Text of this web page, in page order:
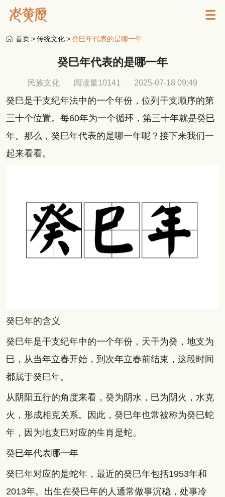
首页>传统文化>癸巳年代表的是哪一年
癸巳年代表的是哪一年
民族文化 阅读量10141 2025-07-18 09:49
癸巳是干支纪年法中的一个年份，位列干支顺序的第
三十个位置。每60年为一个循环，第三十年就是癸巳
年。那么，癸巳年代表的是哪一年呢？接下来我们一
起来看看。
癸巳年的含义
癸巳年是干支纪年中的一个年份，天干为癸，地支为
巳，从当年立春开始，到次年立春前结束，这段时间
都属于癸巳年。
从阴阳五行的角度来看，癸为阴水，巳为阴火，水克
火，形成相克关系。因此，癸巳年也常被称为癸巳蛇
年，因为地支巳对应的生肖是蛇。
癸巳年代表哪一年
癸巳年对应的是蛇年，最近的癸巳年包括1953年和
2013年。出生在癸巳年的人通常做事沉稳，处事冷